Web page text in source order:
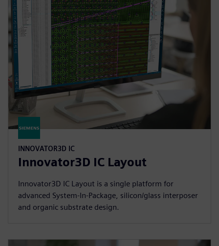
INNOVATOR3D IC
Innovator3D IC Layout
Innovator3D IC Layout is a single platform for
advanced System-In-Package, silicon/glass interposer
and organic substrate design.